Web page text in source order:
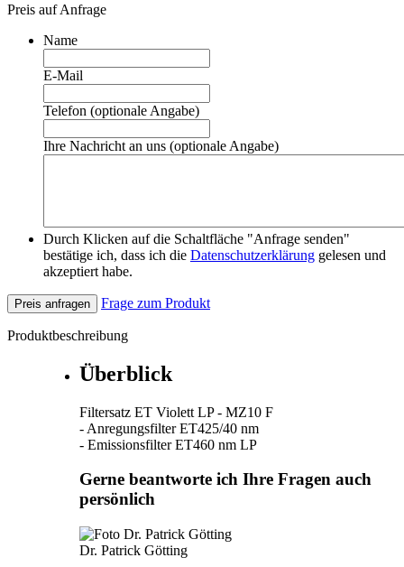
Preis auf Anfrage
Name
E-Mail
Telefon (optionale Angabe)
Ihre Nachricht an uns (optionale Angabe)
Durch Klicken auf die Schaltfläche "Anfrage senden"
bestätige ich, dass ich die Datenschutzerklärung gelesen und
akzeptiert habe.
Preis anfragen Frage zum Produkt
Produktbeschreibung
Überblick
Filtersatz ET Violett LP - MZ10 F
- Anregungsfilter ET425/40 nm
- Emissionsfilter ET460 nm LP
Gerne beantworte ich Ihre Fragen auch
persönlich
Dr. Patrick Götting